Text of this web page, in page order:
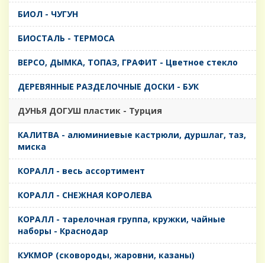
БИОЛ - ЧУГУН
БИОСТАЛЬ - ТЕРМОСА
ВЕРСО, ДЫМКА, ТОПАЗ, ГРАФИТ - Цветное стекло
ДЕРЕВЯННЫЕ РАЗДЕЛОЧНЫЕ ДОСКИ - БУК
ДУНЬЯ ДОГУШ пластик - Турция
КАЛИТВА - алюминиевые кастрюли, дуршлаг, таз,
миска
КОРАЛЛ - весь ассортимент
КОРАЛЛ - СНЕЖНАЯ КОРОЛЕВА
КОРАЛЛ - тарелочная группа, кружки, чайные
наборы - Краснодар
КУКМОР (сковороды, жаровни, казаны)